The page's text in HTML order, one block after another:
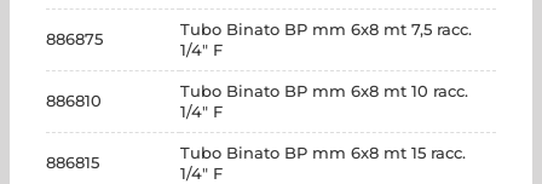
886875
Tubo Binato BP mm 6x8 mt 7,5 racc.
1/4" F
886810
Tubo Binato BP mm 6x8 mt 10 racc.
1/4" F
886815
Tubo Binato BP mm 6x8 mt 15 racc.
1/4" F